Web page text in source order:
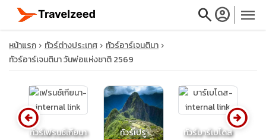
searchaccount_circle menu
close
หน้าแรก ทัวร์ต่างประเทศ
ทัวร์อาร์เจนตินา
ทัวร์อาร์เจนตินา วันพ่อแห่งชาติ 2569
ทัวร์เฟรนช์เกียนา ทัวร์เปรู ทัวร์บาร์เบโดส
arrow_circle_left arrow_circle_right